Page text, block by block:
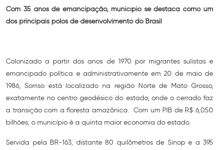
Com 35 anos de emancipação, município se destaca como um
dos principais polos de desenvolvimento do Brasil
Colonizado a partir dos anos de 1970 por migrantes sulistas e
emancipado política e administrativamente em 20 de maio de
1986, Sorriso está localizado na região Norte de Mato Grosso,
exatamente no centro geodésico do estado, onde o cerrado faz
a transição com a floresta amazônica. Com um PIB de R$ 6,050
bilhões, o município é a quinta maior economia do estado.
Servida pela BR-163, distante 80 quilômetros de Sinop e a 395